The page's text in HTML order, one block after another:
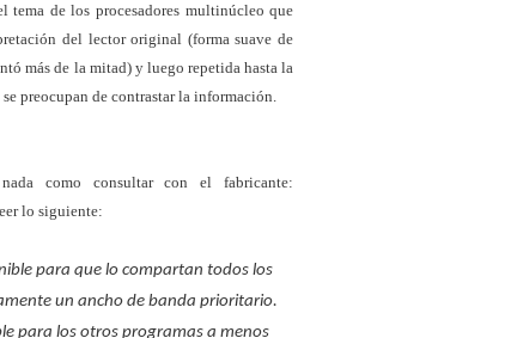
de los procesadores multinúcleo que
del lector original (forma suave de
más de la mitad) y luego repetida hasta la
preocupan de contrastar la información.
como consultar con el fabricante:
lo siguiente:
para que lo compartan todos los
un ancho de banda prioritario.
para los otros programas a menos